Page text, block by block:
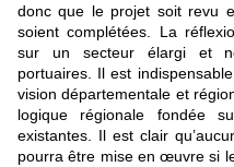
donc que le projet soit revu
soient complétées. La
sur un
secteur élargi et
portuaires. Il est
vision départementale et
logique régionale fondée
existantes. Il est clair
pourra être mise en œuvre si